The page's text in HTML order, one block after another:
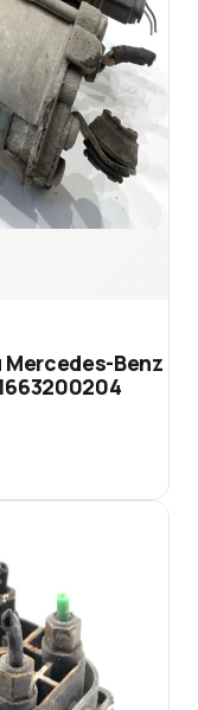
Benz